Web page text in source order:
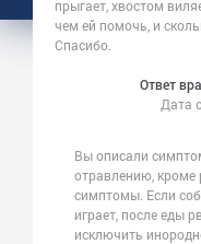
прыгает, хвостом
чем ей помочь, и
Спасибо.
Ответ
Дата
Вы описали
отравлению, кроме
симптомы. Если
играет, после еды
исключить